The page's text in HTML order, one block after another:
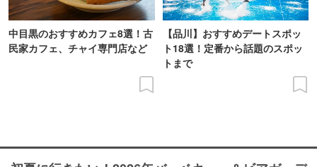
中目黒のおすすめカフェ8選！古
民家カフェ、チャイ専門店など
【品川】おすすめデートスポッ
ト18選！定番から話題のスポッ
トまで